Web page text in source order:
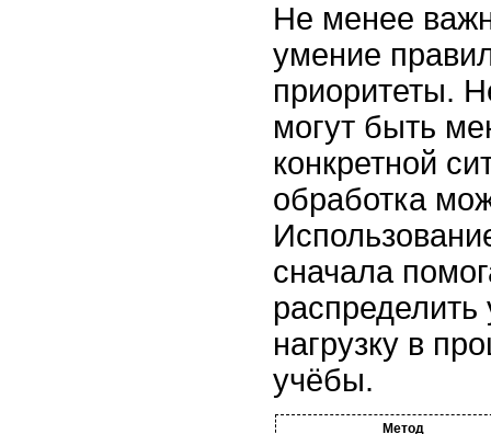
Не менее
умение
приоритеты.
могут быть
конкретной
обработка
сначала
распределить
нагрузку в
учёбы.
Метод